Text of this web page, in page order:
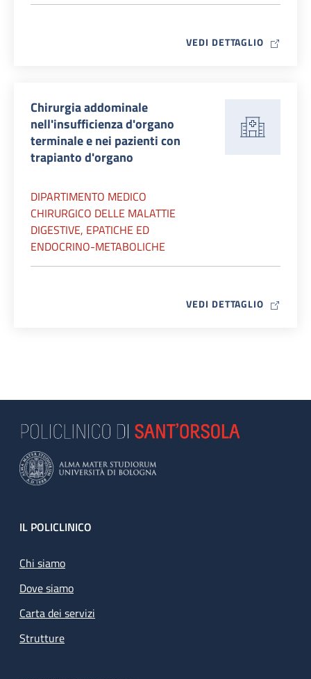
VEDI DETTAGLIO MAP ICON
Chirurgia addominale
nell'insufficienza d'organo
terminale e nei pazienti con
trapianto d'organo
DIPARTIMENTO MEDICO
CHIRURGICO DELLE MALATTIE
DIGESTIVE, EPATICHE ED
ENDOCRINO-METABOLICHE
VEDI DETTAGLIO MAP ICON
Footer
IL POLICLINICO
Chi siamo
Dove siamo
Carta dei servizi
Strutture